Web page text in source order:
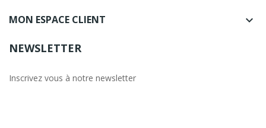
MON ESPACE CLIENT

NEWSLETTER
Inscrivez vous à notre newsletter